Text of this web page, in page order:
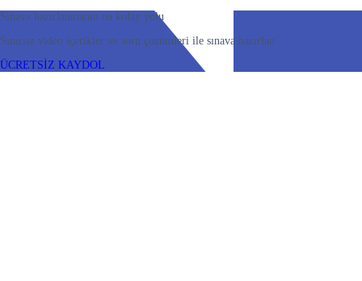
Sınava hazırlanmanın en kolay yolu
Sınırsız video içerikler ve soru çözümleri ile sınava hazırlan
ÜCRETSİZ KAYDOL